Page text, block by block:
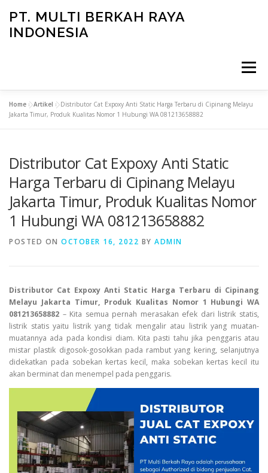
content
PT. MULTI BERKAH RAYA
INDONESIA
Menu
CONTACT
Home »Artikel »Distributor Cat Expoxy Anti Static Harga Terbaru di Cipinang Melayu
Jakarta Timur, Produk Kualitas Nomor 1 Hubungi WA 081213658882
Distributor Cat Expoxy Anti Static
Harga Terbaru di Cipinang Melayu
Jakarta Timur, Produk Kualitas Nomor
1 Hubungi WA 081213658882
POSTED ON OCTOBER 16, 2022 BY ADMIN
Distributor Cat Expoxy Anti Static Harga Terbaru di Cipinang
Melayu Jakarta Timur, Produk Kualitas Nomor 1 Hubungi WA
081213658882 – Kita semua pernah merasakan efek dari listrik statis,
listrik statis yaitu listrik yang tidak mengalir atau listrik yang muatan-
muatannya ada pada kondisi diam. Kita pasti tahu jika penggaris atau
mistar plastik digosok-gosokkan pada rambut yang kering, selanjutnya
didekatkan pada sobekan kertas kecil, maka sobekan kertas kecil itu
akan berminat dan menempel pada penggaris.